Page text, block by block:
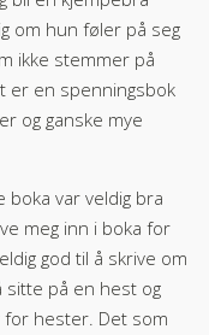
om hun føler på seg
ikke stemmer på
er en spenningsbok
og ganske mye
boka var veldig bra
meg inn i boka for
god til å skrive om
sitte på en hest og
hester. Det som